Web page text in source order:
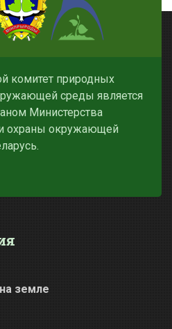
комитет природных
среды является
Министерства
охраны окружающей
земле